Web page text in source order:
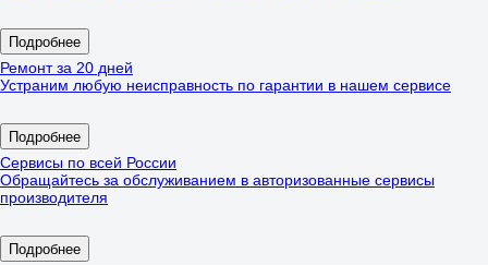
Подробнее
Ремонт за 20 дней
Устраним любую неисправность по гарантии в нашем сервисе
Подробнее
Сервисы по всей России
Обращайтесь за обслуживанием в авторизованные сервисы
производителя
Подробнее